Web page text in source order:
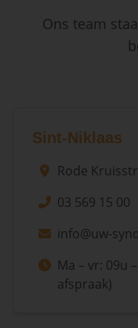
Ons team
Sint-Niklaas
Rode
03 569 15 00
info@uw-
Ma – vr: 09u
afspraak)